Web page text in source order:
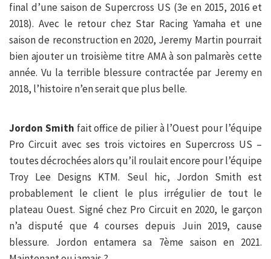
final d’une saison de Supercross US (3e en 2015, 2016 et
2018). Avec le retour chez Star Racing Yamaha et une
saison de reconstruction en 2020, Jeremy Martin pourrait
bien ajouter un troisième titre AMA à son palmarès cette
année. Vu la terrible blessure contractée par Jeremy en
2018, l’histoire n’en serait que plus belle.
Jordon Smith fait office de pilier à l’Ouest pour l’équipe
Pro Circuit avec ses trois victoires en Supercross US –
toutes décrochées alors qu’il roulait encore pour l’équipe
Troy Lee Designs KTM. Seul hic, Jordon Smith est
probablement le client le plus irrégulier de tout le
plateau Ouest. Signé chez Pro Circuit en 2020, le garçon
n’a disputé que 4 courses depuis Juin 2019, cause
blessure. Jordon entamera sa 7ème saison en 2021.